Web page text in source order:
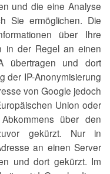
und die eine Analyse
Sie ermöglichen. Die
über Ihre
in der Regel an einen
übertragen und dort
der IP-Anonymisierung
von Google jedoch
Union oder
über den
gekürzt. Nur in
an einen Server
und dort gekürzt. Im